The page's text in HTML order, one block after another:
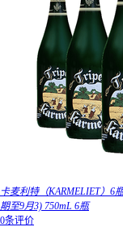
卡麦利特（KARMELIET）6
期至9月3) 750mL 6瓶
0条评价